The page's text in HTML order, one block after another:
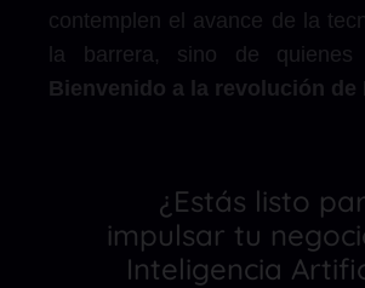
contemplen el avance de la
la barrera, sino de quienes
Bienvenido a la revolución de
¿Estás listo
impulsar tu
Inteligencia